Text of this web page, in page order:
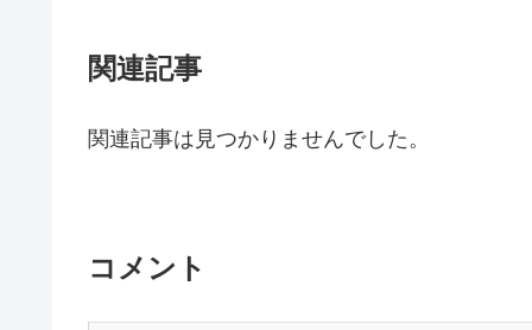
関連記事
関連記事は見つかりませんでした。
コメント